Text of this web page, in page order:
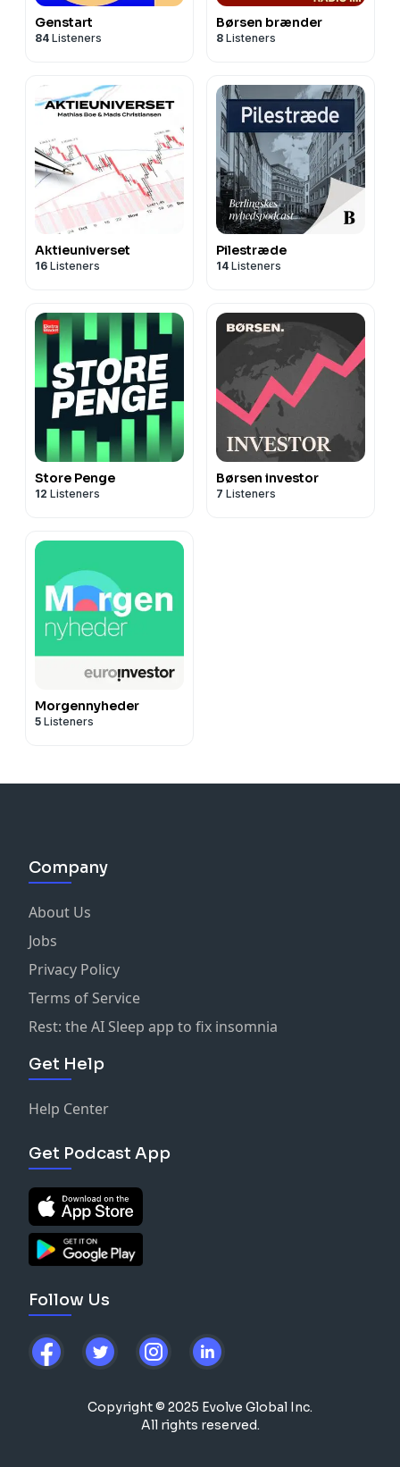
Genstart
84 Listeners
Børsen brænder
8 Listeners
Aktieuniverset
16 Listeners
Pilestræde
14 Listeners
Store Penge
12 Listeners
Børsen investor
7 Listeners
Morgennyheder
5 Listeners
Company
About Us
Jobs
Privacy Policy
Terms of Service
Rest: the AI Sleep app to fix insomnia
Get Help
Help Center
Get Podcast App
Follow Us
Copyright © 2025 Evolve Global Inc.
All rights reserved.